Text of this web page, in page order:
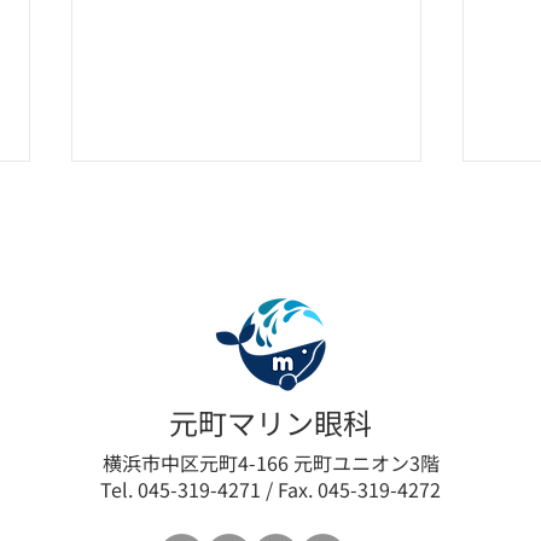
眼瞼下垂の新たな選択肢「ア
ップニーク®ミニ点眼液
0.1%」取扱い開始のお知らせ
元町マリン眼科
横浜市中区元町4-166 元町ユニオン3階
Tel. 045-319-4271 / Fax. 045-319-4272